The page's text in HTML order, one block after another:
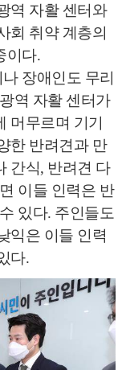
역 자활 센터와
회 취약 계층의
이다.
장애인도 무리
역 자활 센터가
머무르며 기기
한 반려견과 만
간식, 반려견 다
이들 인력은 반
있다. 주인들도
익은 이들 인력
다.